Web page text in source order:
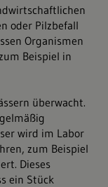
oder Pilzbefall
Organismen
Beispiel in
überwacht.
wird im Labor
zum Beispiel
Dieses
ein Stück